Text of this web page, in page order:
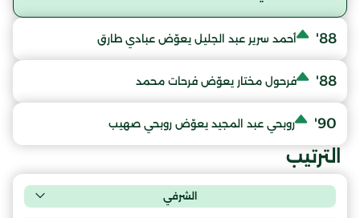
88' أحمد سرير عبد الجليل يعوّض عبادي طارق
88' فرحول مختار يعوّض فرحات محمد
90' روبحي عبد المجيد يعوّض روبحي صهيب
الترتيب
الشرفي